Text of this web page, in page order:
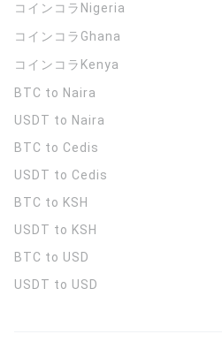
コインコラ Nigeria
コインコラ Ghana
コインコラ Kenya
BTC to Naira
USDT to Naira
BTC to Cedis
USDT to Cedis
BTC to KSH
USDT to KSH
BTC to USD
USDT to USD